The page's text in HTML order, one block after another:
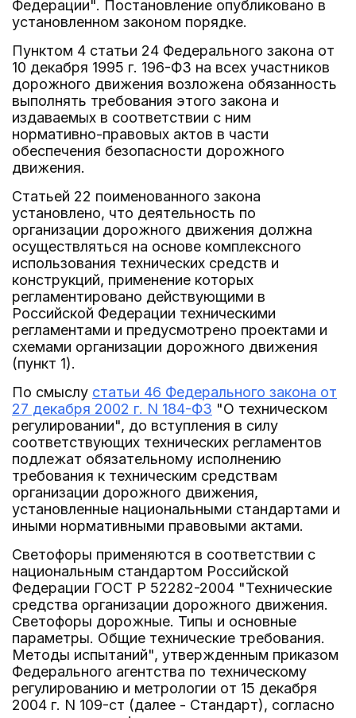
Федерации". Постановление опубликовано в
установленном законом порядке.
Пунктом 4 статьи 24 Федерального закона от
10 декабря 1995 г. 196-ФЗ на всех участников
дорожного движения возложена обязанность
выполнять требования этого закона и
издаваемых в соответствии с ним
нормативно-правовых актов в части
обеспечения безопасности дорожного
движения.
Статьей 22 поименованного закона
установлено, что деятельность по
организации дорожного движения должна
осуществляться на основе комплексного
использования технических средств и
конструкций, применение которых
регламентировано действующими в
Российской Федерации техническими
регламентами и предусмотрено проектами и
схемами организации дорожного движения
(пункт 1).
По смыслу статьи 46 Федерального закона от
27 декабря 2002 г. N 184-ФЗ "О техническом
регулировании", до вступления в силу
соответствующих технических регламентов
подлежат обязательному исполнению
требования к техническим средствам
организации дорожного движения,
установленные национальными стандартами и
иными нормативными правовыми актами.
Светофоры применяются в соответствии с
национальным стандартом Российской
Федерации ГОСТ Р 52282-2004 "Технические
средства организации дорожного движения.
Светофоры дорожные. Типы и основные
параметры. Общие технические требования.
Методы испытаний", утвержденным приказом
Федерального агентства по техническому
регулированию и метрологии от 15 декабря
2004 г. N 109-ст (далее - Стандарт), согласно